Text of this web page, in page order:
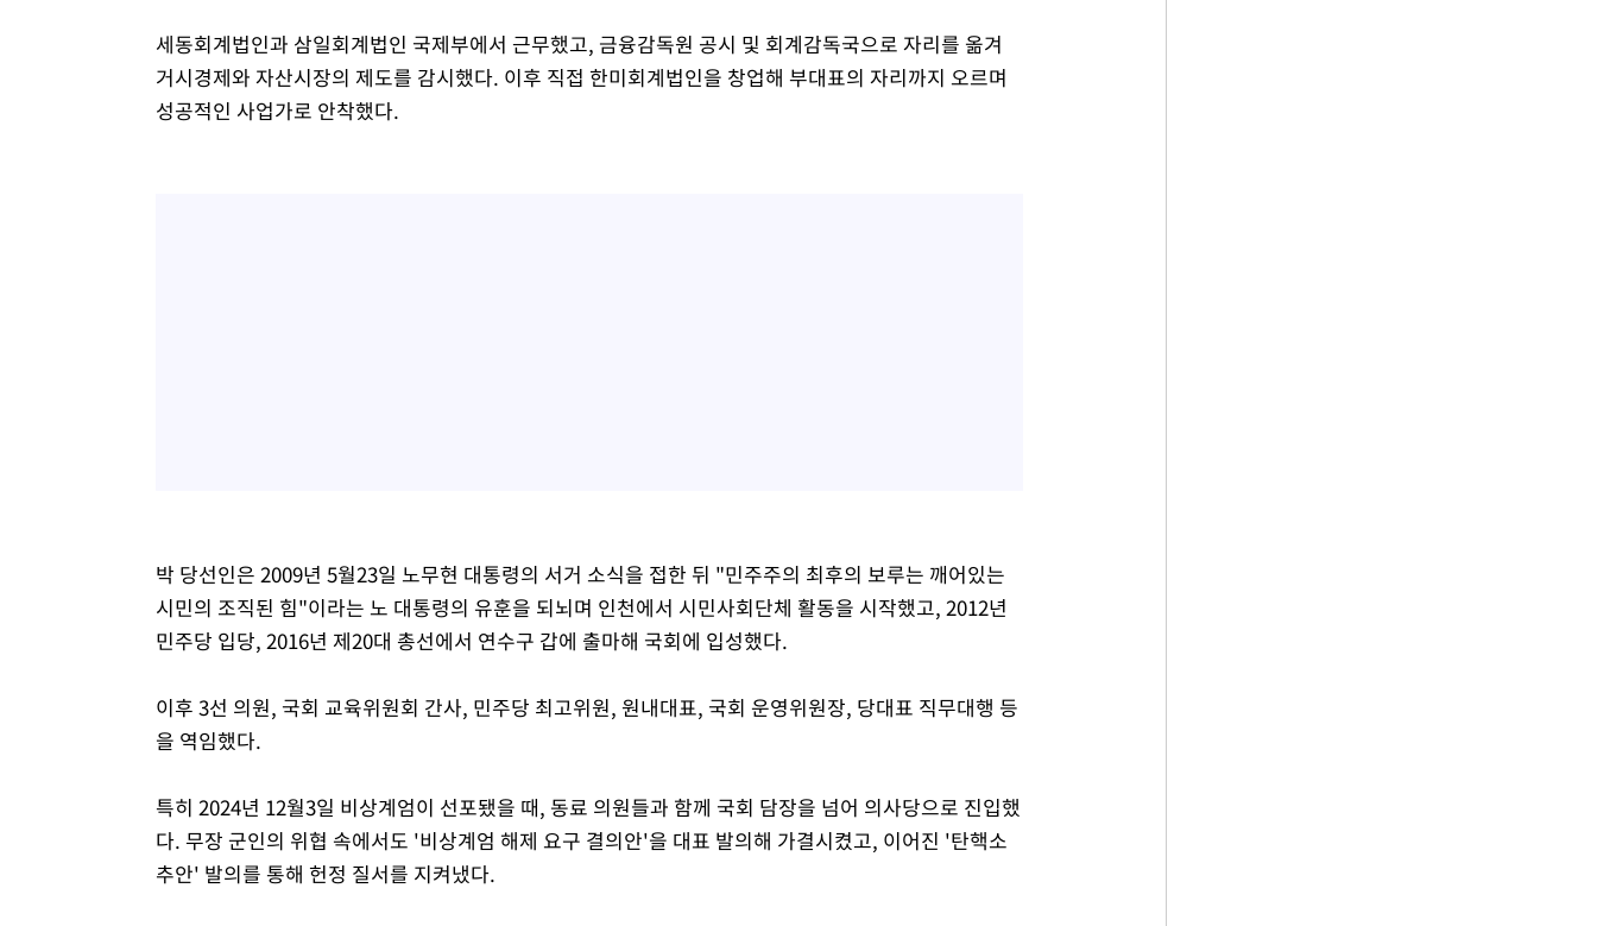
세동회계법인과 삼일회계법인 국제부에서 근무했고, 금융감독원 공시 및 회계감독국으로 자리를 옮겨
거시경제와 자산시장의 제도를 감시했다. 이후 직접 한미회계법인을 창업해 부대표의 자리까지 오르며
성공적인 사업가로 안착했다.
박 당선인은 2009년 5월23일 노무현 대통령의 서거 소식을 접한 뒤 "민주주의 최후의 보루는 깨어있는
시민의 조직된 힘"이라는 노 대통령의 유훈을 되뇌며 인천에서 시민사회단체 활동을 시작했고, 2012년
민주당 입당, 2016년 제20대 총선에서 연수구 갑에 출마해 국회에 입성했다.
이후 3선 의원, 국회 교육위원회 간사, 민주당 최고위원, 원내대표, 국회 운영위원장, 당대표 직무대행 등
을 역임했다.
특히 2024년 12월3일 비상계엄이 선포됐을 때, 동료 의원들과 함께 국회 담장을 넘어 의사당으로 진입했
다. 무장 군인의 위협 속에서도 '비상계엄 해제 요구 결의안'을 대표 발의해 가결시켰고, 이어진 '탄핵소
추안' 발의를 통해 헌정 질서를 지켜냈다.